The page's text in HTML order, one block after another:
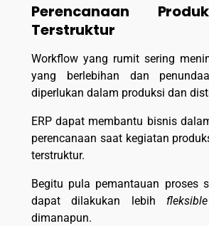
Perencanaan
Terstruktur
Workflow yang rumit sering
yang berlebihan dan
diperlukan dalam produksi dan
ERP dapat membantu bisnis
perencanaan saat kegiatan
terstruktur.
Begitu pula pemantauan proses
dapat dilakukan lebih fleksible
dimanapun.